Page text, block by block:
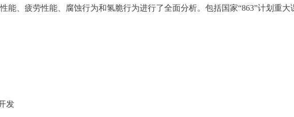
能、疲劳性能、腐蚀行为和氢脆行为进行了全面分析。包括国家“863”计划重大
发